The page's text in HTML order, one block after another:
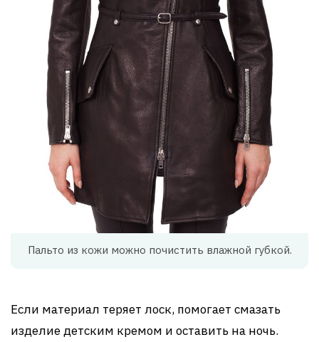
Пальто из кожи можно почистить влажной губкой.
Если материал теряет лоск, помогает смазать
изделие детским кремом и оставить на ночь.